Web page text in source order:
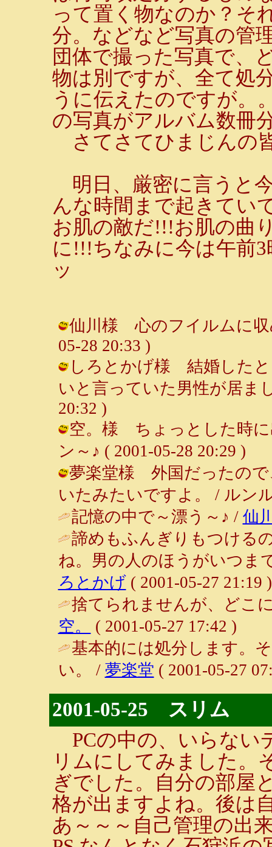
って置く物なのか？そ
分。などなど写真の管
団体で撮った写真で、
物は別ですが、全て処
うに伝えたのですが。
の写真がアルバム数冊
さてさてひまじんの
明日、厳密に言うと
んな時間まで起きてい
お肌の敵だ!!!お肌の曲
に!!!ちなみに今は午前
ッ
仙川様 心のフイルムに収
05-28 20:33 )
しろとかげ様 結婚したと
いと言っていた男性が居ま
20:32 )
空。様 ちょっとした時に
ン～♪ ( 2001-05-28 20:29 )
夢楽堂様 外国だったので
いたみたいですよ。 / ルン
記憶の中で～漂う～♪ / 仙
諦めもふんぎりもつける
ね。男の人のほうがいつま
ろとかげ( 2001-05-27 21:19 )
捨てられませんが、どこ
空。
( 2001-05-27 17:42 )
基本的には処分します。
い。 / 夢楽堂 ( 2001-05-27
2001-05-25 スリム
PCの中の、いらない
リムにしてみました。
ぎでした。自分の部屋
格が出ますよね。後は
あ～～～自己管理の出